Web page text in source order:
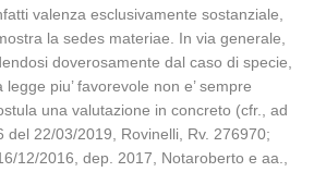
valenza esclusivamente sostanziale,
la sedes materiae. In via generale,
doverosamente dal caso di specie,
legge piu’ favorevole non e’ sempre
una valutazione in concreto (cfr., ad
del 22/03/2019, Rovinelli, Rv. 276970;
12/2016, dep. 2017, Notaroberto e aa.,